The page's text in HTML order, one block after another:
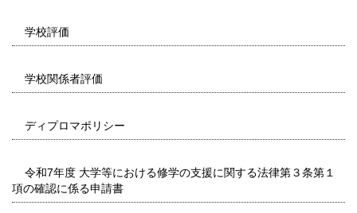
学校評価
学校関係者評価
ディプロマポリシー
令和7年度 大学等における修学の支援に関する法律第３条第１
項の確認に係る申請書